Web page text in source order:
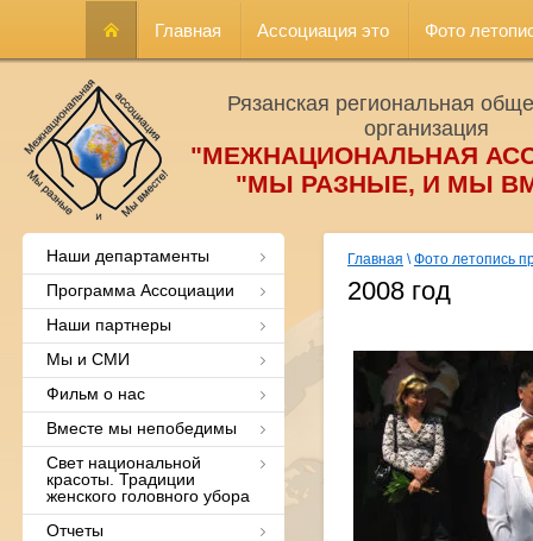
Главная Ассоциация это Фото
Рязанская региональная
организация
"МЕЖНАЦИОНАЛЬНАЯ
"МЫ РАЗНЫЕ, И МЫ
Наши департаменты
Программа Ассоциации
Наши партнеры
Мы и СМИ
Фильм о нас
Вместе мы непобедимы
Свет национальной
красоты. Традиции
женского головного убора
Отчеты
Главная \Фото летопись
2008 год